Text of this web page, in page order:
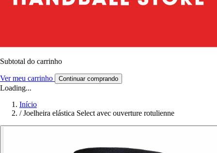
Subtotal do carrinho
Ver meu carrinho Continuar comprando
Loading...
Início
/ Joelheira elástica Select avec ouverture rotulienne